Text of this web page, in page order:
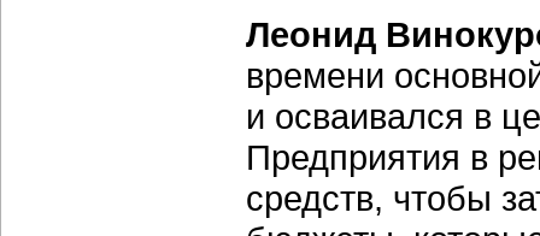
Леонид
времени
и осваивался в
Предприятия в
средств, чтобы